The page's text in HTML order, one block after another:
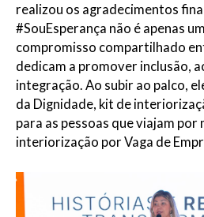
realizou os agradecimentos
#SouEsperança não é apenas
compromisso compartilhado
dedicam a promover inclusão,
integração. Ao subir ao palco,
da Dignidade, kit de
para as pessoas que viajam
interiorização por Vaga de